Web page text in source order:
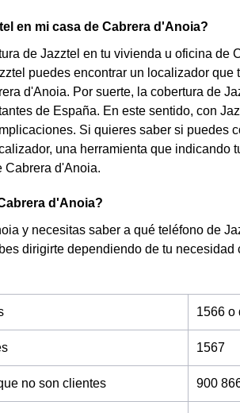
en mi casa de Cabrera d'Anoia?
de Jazztel en tu vivienda u oficina de
puedes encontrar un localizador
d'Anoia. Por suerte, la cobertura de
de España. En este sentido, con
Si quieres saber si puedes
una herramienta que indicando
Cabrera d'Anoia.
d'Anoia?
y necesitas saber a qué teléfono de
dirigirte dependiendo de tu necesidad
1566 o
1567
no son clientes 900